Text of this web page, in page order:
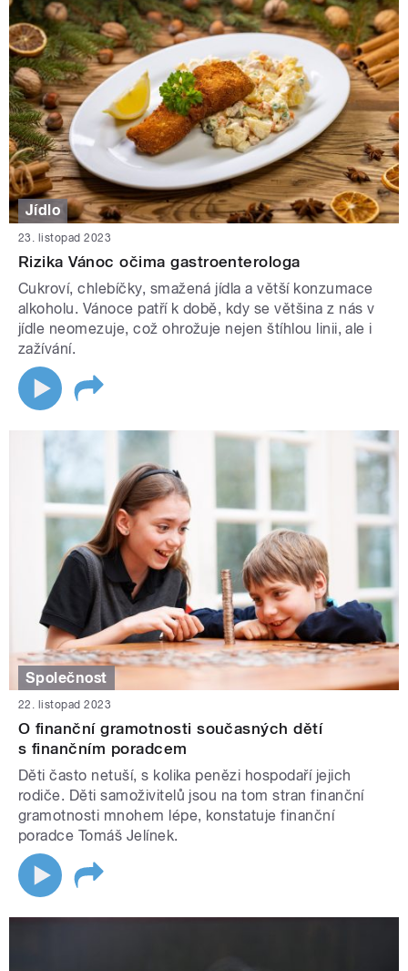
Jídlo
23. listopad 2023
Rizika Vánoc očima gastroenterologa
Cukroví, chlebíčky, smažená jídla a větší konzumace
alkoholu. Vánoce patří k době, kdy se většina z nás v
jídle neomezuje, což ohrožuje nejen štíhlou linii, ale i
zažívání.
Společnost
22. listopad 2023
O finanční gramotnosti současných dětí
s finančním poradcem
Děti často netuší, s kolika penězi hospodaří jejich
rodiče. Děti samoživitelů jsou na tom stran finanční
gramotnosti mnohem lépe, konstatuje finanční
poradce Tomáš Jelínek.